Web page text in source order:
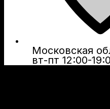
Московская
вт-пт 12:00-